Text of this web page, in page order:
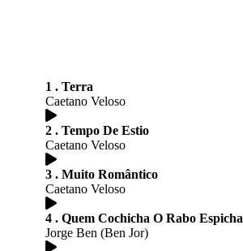
1 . Terra
Caetano Veloso
2 . Tempo De Estio
Caetano Veloso
3 . Muito Romântico
Caetano Veloso
4 . Quem Cochicha O Rabo Espicha
Jorge Ben (Ben Jor)